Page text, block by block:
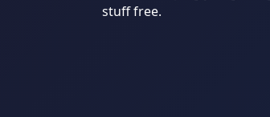
stuff free.